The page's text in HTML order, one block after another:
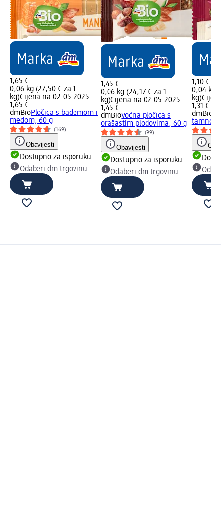
1,65 €
0,06 kg (27,50 € za 1
kg)Cijena na 02.05.2025.:
1,65 €
dmBioPločica s bademom i
medom, 60 g
(169)
Obavijesti
Dostupno za isporuku
Odaberi dm trgovinu
1,45 €
0,06 kg (24,17 € za 1
kg)Cijena na 02.05.2025.:
1,45 €
dmBioVoćna pločica s
orašastim plodovima, 60 g
(99)
Obavijesti
Dostupno za isporuku
Odaberi dm trgovinu
1,10 €
0,04 kg
kg)
1,31 €
dmBio
tamnom